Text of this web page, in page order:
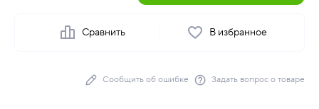
Сравнить В избранное
Сообщить об ошибке Задать вопрос о товаре